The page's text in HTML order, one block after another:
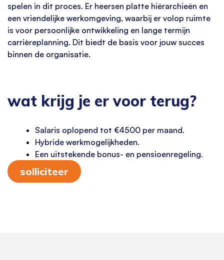
spelen in dit proces. Er heersen platte hiërarchieën en
een vriendelijke werkomgeving, waarbij er volop ruimte
is voor persoonlijke ontwikkeling en lange termijn
carrièreplanning. Dit biedt de basis voor jouw succes
binnen de organisatie.
wat krijg je er voor terug?
Salaris oplopend tot €4500 per maand.
Hybride werkmogelijkheden.
Een uitstekende bonus- en pensioenregeling.
solliciteer